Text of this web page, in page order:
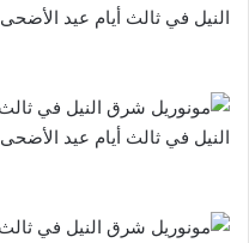
النيل في ثالث أيام عيد الأضحى
النيل في ثالث أيام عيد الأضحى